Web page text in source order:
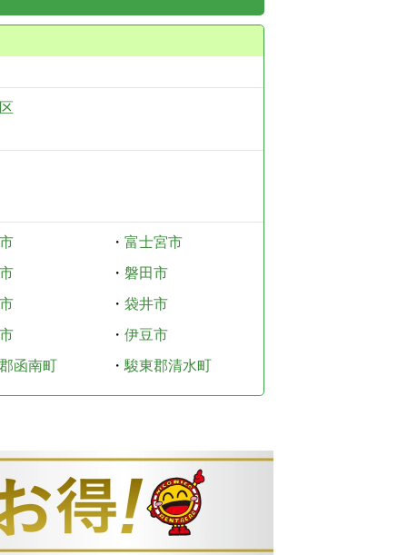
・ 富士宮市
・ 磐田市
・ 袋井市
・ 伊豆市
函南町
・ 駿東郡清水町